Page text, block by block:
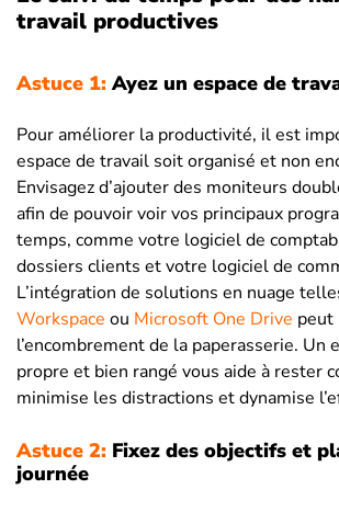
travail productives
Astuce 1:Ayez un espace de
Pour améliorer la productivité, il est
espace de travail soit organisé et non
Envisagez d’ajouter des moniteurs
afin de pouvoir voir vos principaux
temps, comme votre logiciel de
dossiers clients et votre logiciel de
L’intégration de solutions en nuage
Workspace ou Microsoft One Drive peut
l’encombrement de la paperasserie. Un
propre et bien rangé vous aide à rester
minimise les distractions et dynamise
Astuce 2: Fixez des objectifs et
journée